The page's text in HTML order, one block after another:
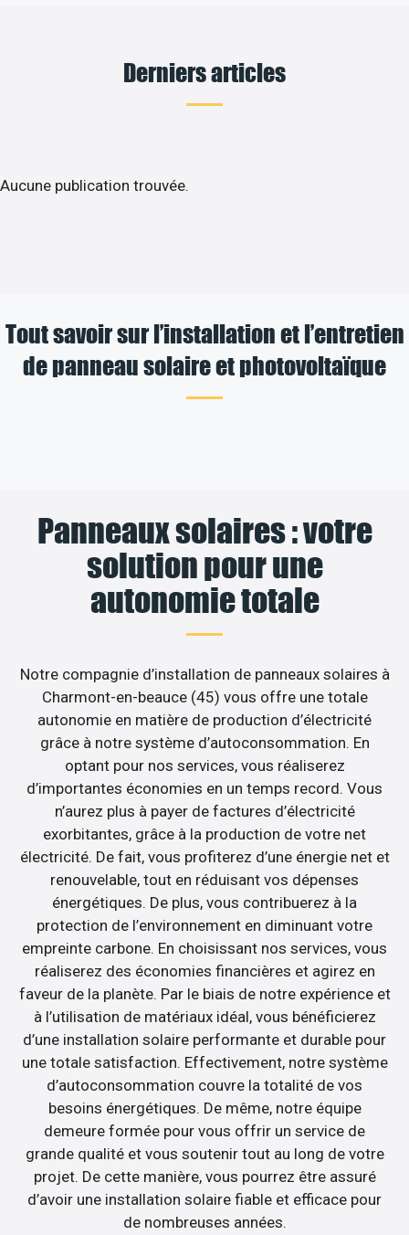
Derniers articles
Aucune publication trouvée.
Tout savoir sur l’installation et l’entretien
de panneau solaire et photovoltaïque
Panneaux solaires : votre
solution pour une
autonomie totale
Notre compagnie d’installation de panneaux solaires à
Charmont-en-beauce (45) vous offre une totale
autonomie en matière de production d’électricité
grâce à notre système d’autoconsommation. En
optant pour nos services, vous réaliserez
d’importantes économies en un temps record. Vous
n’aurez plus à payer de factures d’électricité
exorbitantes, grâce à la production de votre net
électricité. De fait, vous profiterez d’une énergie net et
renouvelable, tout en réduisant vos dépenses
énergétiques. De plus, vous contribuerez à la
protection de l’environnement en diminuant votre
empreinte carbone. En choisissant nos services, vous
réaliserez des économies financières et agirez en
faveur de la planète. Par le biais de notre expérience et
à l’utilisation de matériaux idéal, vous bénéficierez
d’une installation solaire performante et durable pour
une totale satisfaction. Effectivement, notre système
d’autoconsommation couvre la totalité de vos
besoins énergétiques. De même, notre équipe
demeure formée pour vous offrir un service de
grande qualité et vous soutenir tout au long de votre
projet. De cette manière, vous pourrez être assuré
d’avoir une installation solaire fiable et efficace pour
de nombreuses années.